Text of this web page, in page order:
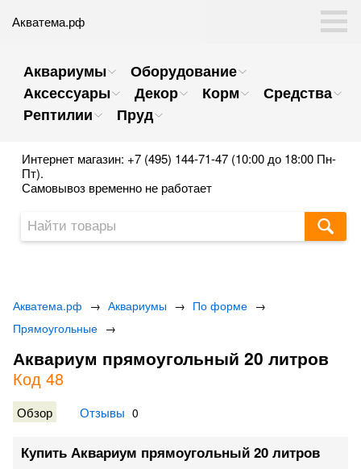
Акватема.рф
Аквариумы
Оборудование
Аксессуары
Декор Корм
Средства
Рептилии
Пруд
Интернет магазин: +7 (495) 144-71-47 (10:00 до 18:00 Пн-
Пт).
Самовывоз временно не работает
Акватема.рф → Аквариумы → По форме →
Прямоугольные →
Аквариум прямоугольный 20 литров
Код 48
Обзор Отзывы 0
Купить Аквариум прямоугольный 20 литров